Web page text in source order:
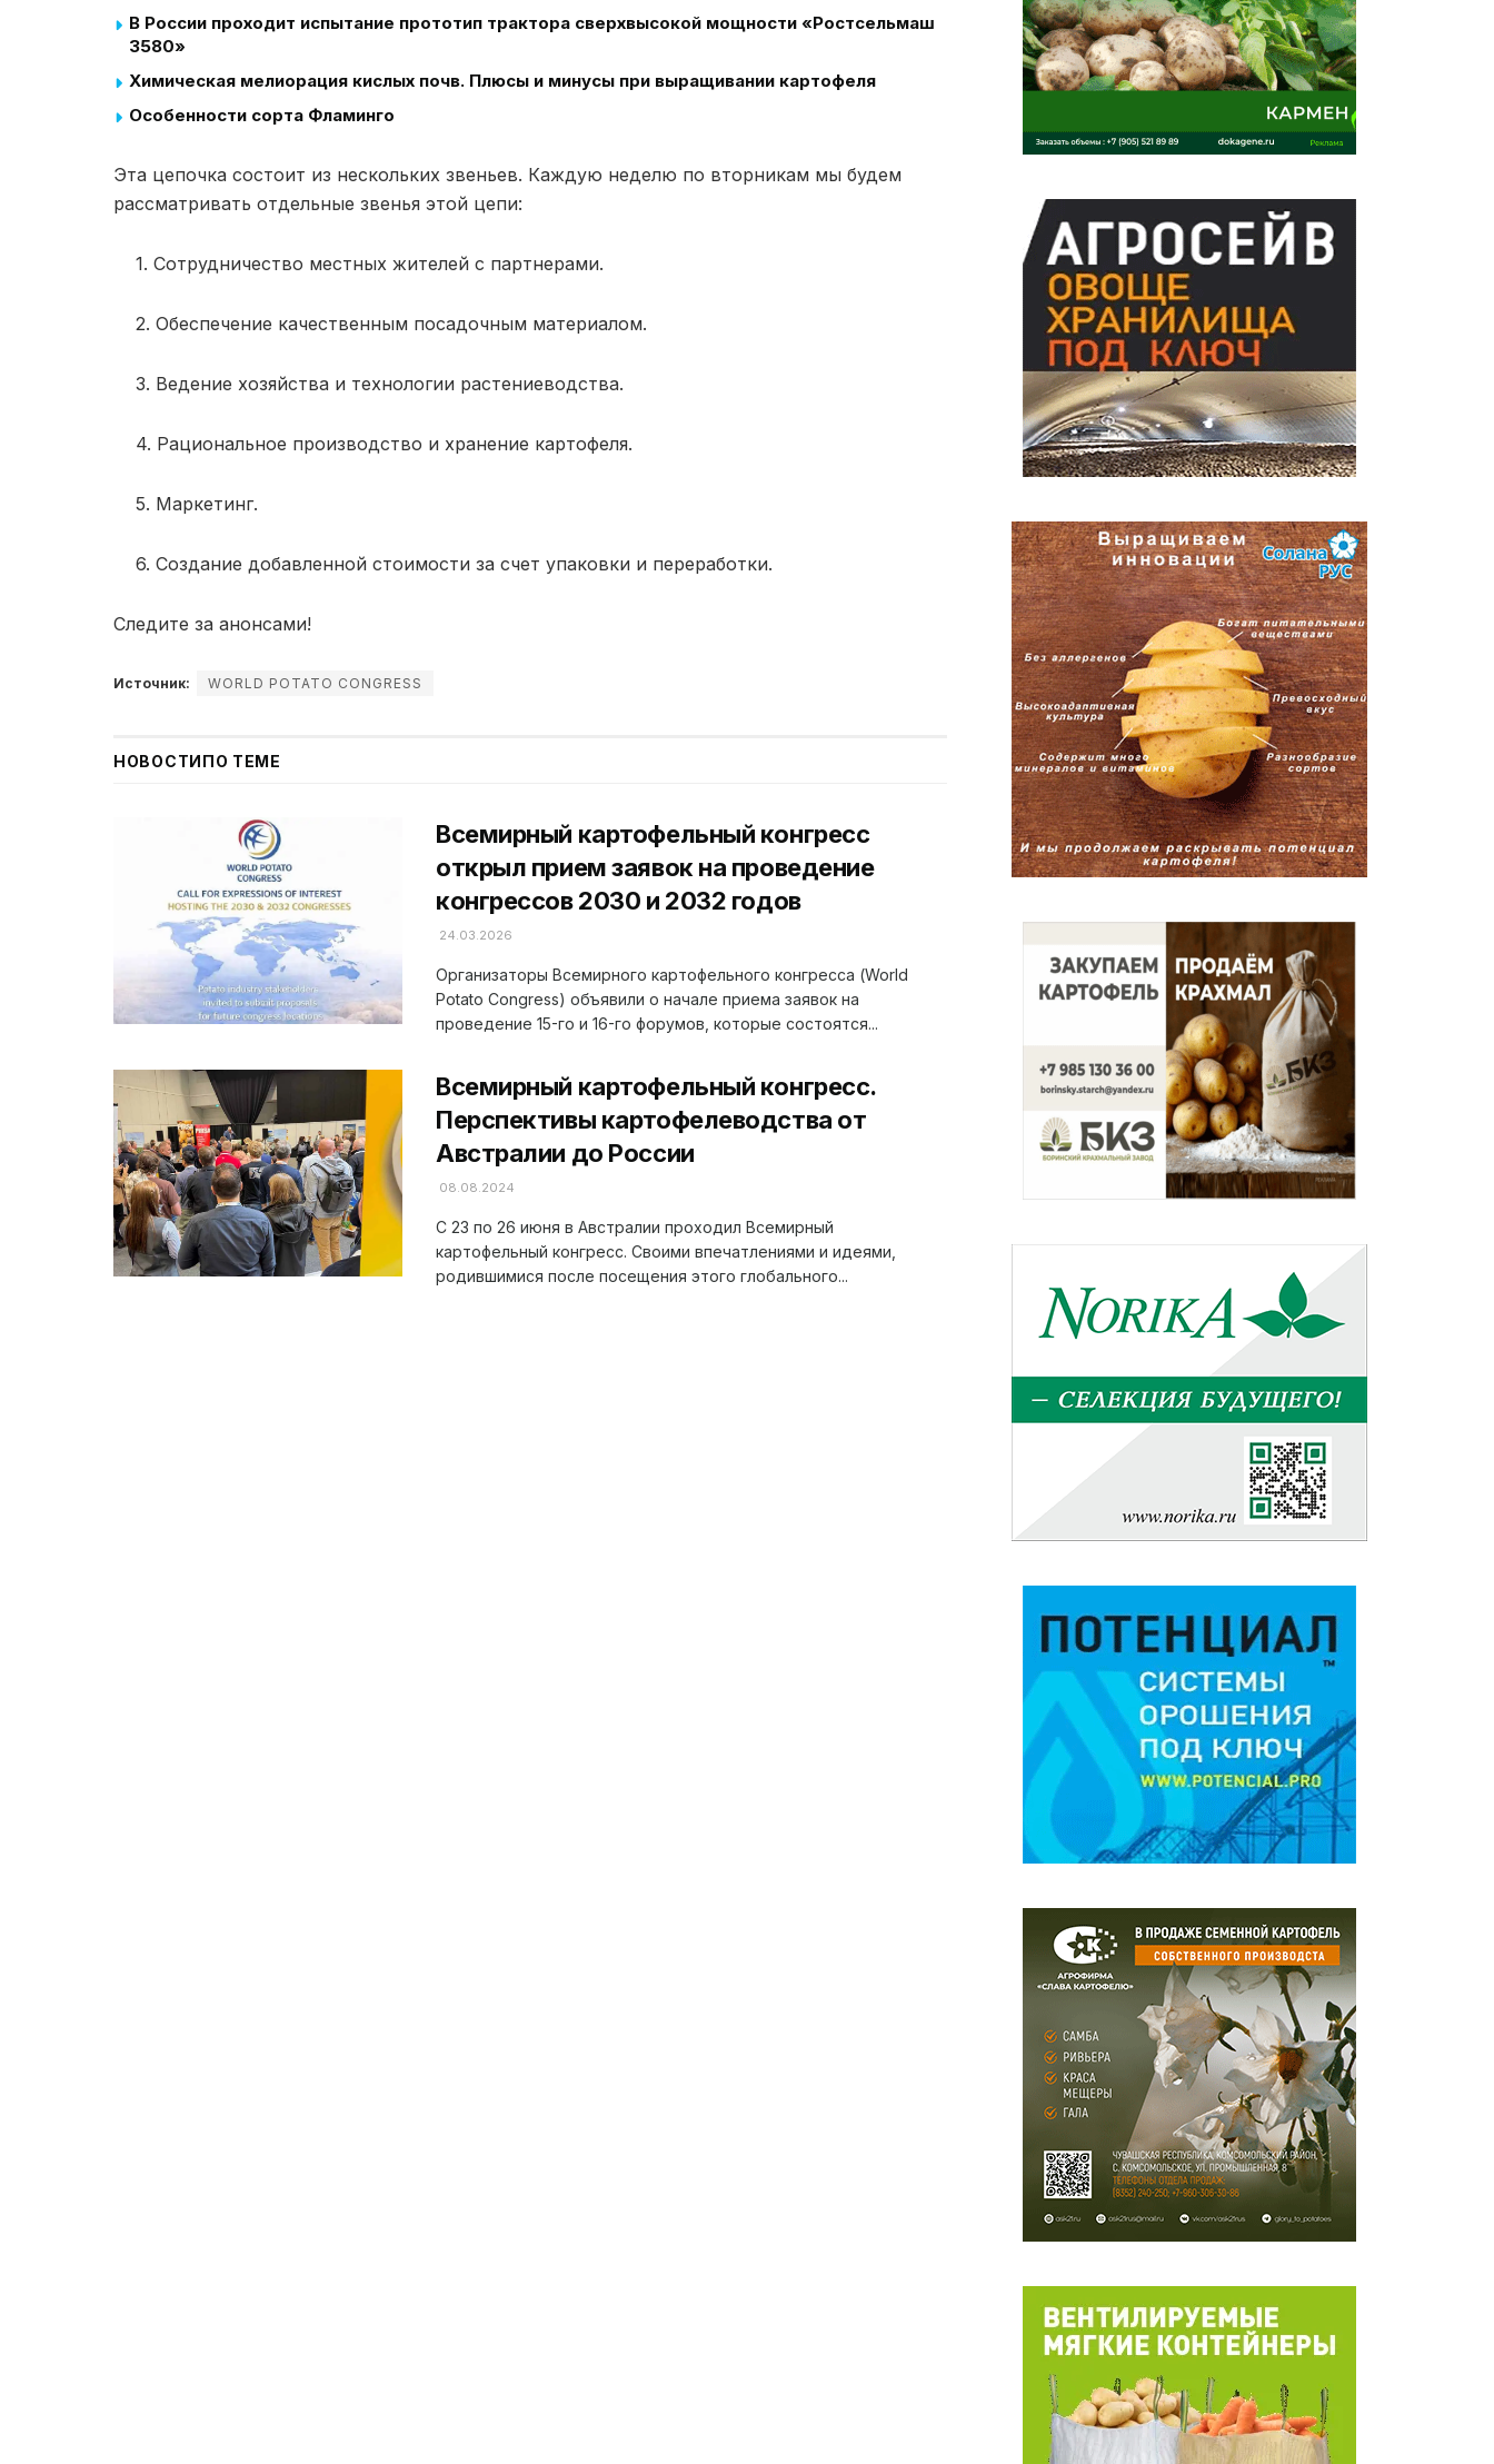
В России проходит испытание прототип трактора сверхвысокой мощности «Ростсельмаш
3580»
Химическая мелиорация кислых почв. Плюсы и минусы при выращивании картофеля
Особенности сорта Фламинго
Эта цепочка состоит из нескольких звеньев. Каждую неделю по вторникам мы будем
рассматривать отдельные звенья этой цепи:
1. Сотрудничество местных жителей с партнерами.
2. Обеспечение качественным посадочным материалом.
3. Ведение хозяйства и технологии растениеводства.
4. Рациональное производство и хранение картофеля.
5. Маркетинг.
6. Создание добавленной стоимости за счет упаковки и переработки.
Следите за анонсами!
Источник: WORLD POTATO CONGRESS
НОВОСТИПО ТЕМЕ
Всемирный картофельный конгресс
открыл прием заявок на проведение
конгрессов 2030 и 2032 годов
24.03.2026
Организаторы Всемирного картофельного конгресса (World
Potato Congress) объявили о начале приема заявок на
проведение 15-го и 16-го форумов, которые состоятся...
Всемирный картофельный конгресс.
Перспективы картофелеводства от
Австралии до России
08.08.2024
С 23 по 26 июня в Австралии проходил Всемирный
картофельный конгресс. Своими впечатлениями и идеями,
родившимися после посещения этого глобального...